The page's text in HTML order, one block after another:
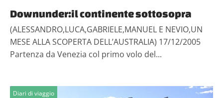
Downunder:il continente sottosopra
(ALESSANDRO,LUCA,GABRIELE,MANUEL E NEVIO,UN
MESE ALLA SCOPERTA DELL’AUSTRALIA) 17/12/2005
Partenza da Venezia col primo volo del...
Diari di viaggio